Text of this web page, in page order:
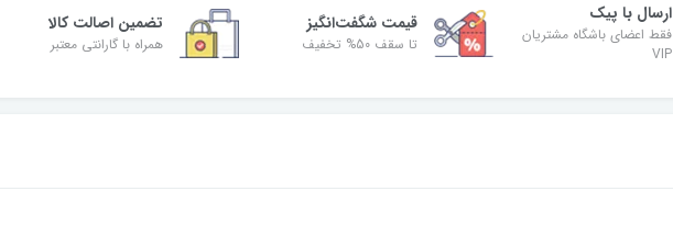
ارسال با پیک
فقط اعضای باشگاه مشتریان
VIP
قیمت شگفت‌انگیز
تا سقف 50% تخفیف
تضمین اصالت کالا
همراه با گارانتی معتبر